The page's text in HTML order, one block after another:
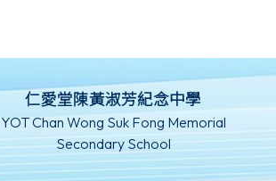
仁愛堂陳黃淑芳紀念中學
YOT Chan Wong Suk Fong Memorial
Secondary School